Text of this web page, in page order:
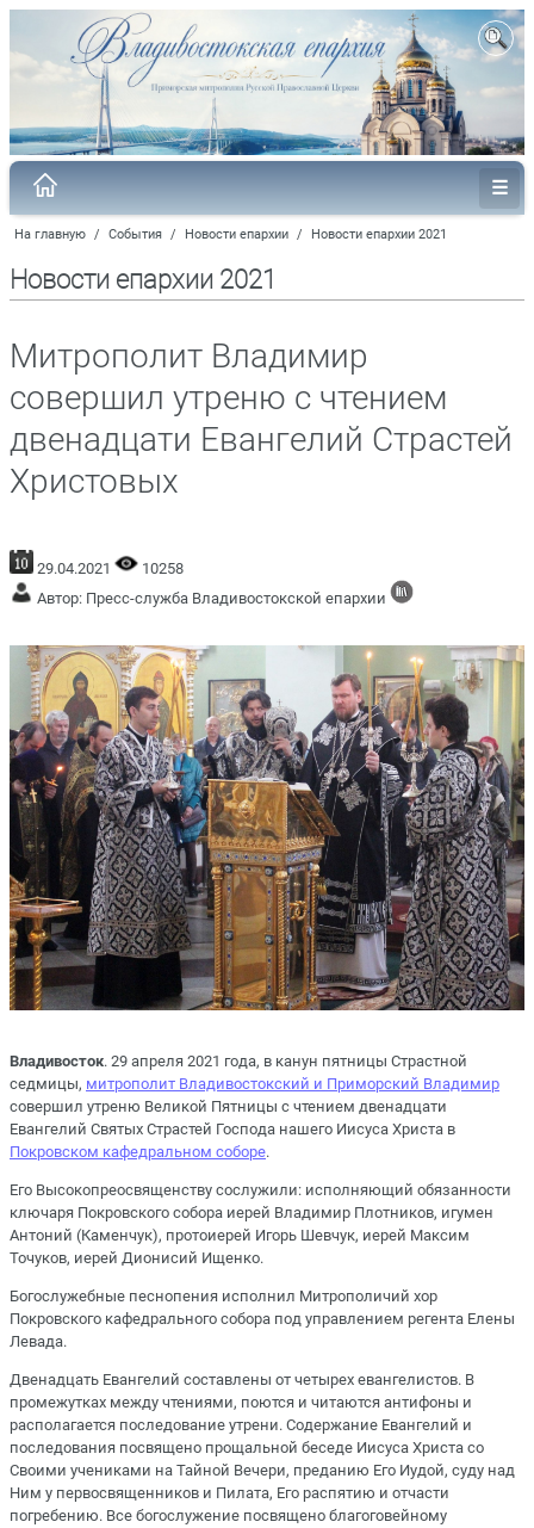
На главную / События / Новости епархии / Новости епархии 2021
Новости епархии 2021
Митрополит Владимир
совершил утреню с чтением
двенадцати Евангелий Страстей
Христовых
29.04.2021
10258
Автор: Пресс-служба Владивостокской епархии
Владивосток. 29 апреля 2021 года, в канун пятницы Страстной
седмицы, митрополит Владивостокский и Приморский Владимир
совершил утреню Великой Пятницы с чтением двенадцати
Евангелий Святых Страстей Господа нашего Иисуса Христа в
Покровском кафедральном соборе.
Его Высокопреосвященству сослужили: исполняющий обязанности
ключаря Покровского собора иерей Владимир Плотников, игумен
Антоний (Каменчук), протоиерей Игорь Шевчук, иерей Максим
Точуков, иерей Дионисий Ищенко.
Богослужебные песнопения исполнил Митрополичий хор
Покровского кафедрального собора под управлением регента Елены
Левада.
Двенадцать Евангелий составлены от четырех евангелистов. В
промежутках между чтениями, поются и читаются антифоны и
располагается последование утрени. Содержание Евангелий и
последования посвящено прощальной беседе Иисуса Христа со
Своими учениками на Тайной Вечери, преданию Его Иудой, суду над
Ним у первосвященников и Пилата, Его распятию и отчасти
погребению. Все богослужение посвящено благоговейному